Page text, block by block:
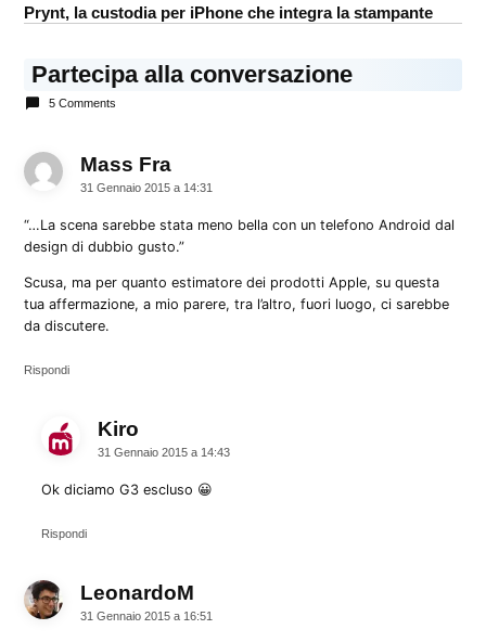
Prynt, la custodia per iPhone che integra la stampante
Partecipa alla conversazione
5 Comments
Mass Fra
31 Gennaio 2015 a 14:31
“…La scena sarebbe stata meno bella con un telefono Android dal
design di dubbio gusto.”
Scusa, ma per quanto estimatore dei prodotti Apple, su questa
tua affermazione, a mio parere, tra l’altro, fuori luogo, ci sarebbe
da discutere.
Rispondi
Kiro
31 Gennaio 2015 a 14:43
Ok diciamo G3 escluso 😀
Rispondi
LeonardoM
31 Gennaio 2015 a 16:51